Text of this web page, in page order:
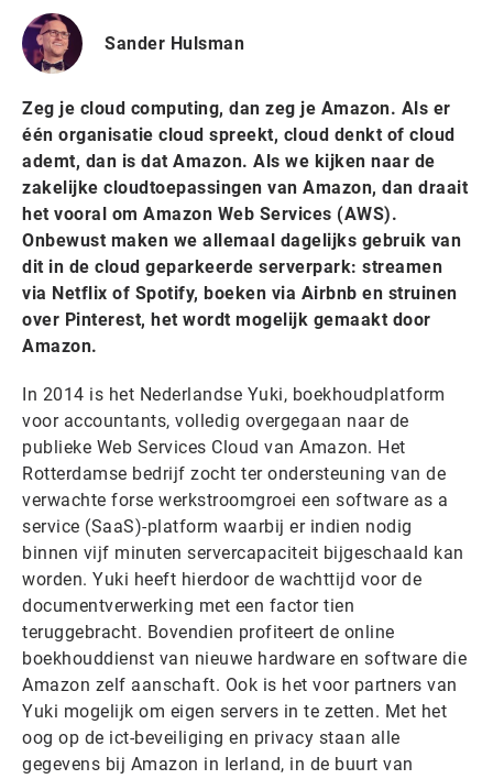
Sander Hulsman
Zeg je cloud computing, dan zeg je Amazon. Als er
één organisatie cloud spreekt, cloud denkt of cloud
ademt, dan is dat Amazon. Als we kijken naar de
zakelijke cloudtoepassingen van Amazon, dan draait
het vooral om Amazon Web Services (AWS).
Onbewust maken we allemaal dagelijks gebruik van
dit in de cloud geparkeerde serverpark: streamen
via Netflix of Spotify, boeken via Airbnb en struinen
over Pinterest, het wordt mogelijk gemaakt door
Amazon.
In 2014 is het Nederlandse Yuki, boekhoudplatform
voor accountants, volledig overgegaan naar de
publieke Web Services Cloud van Amazon. Het
Rotterdamse bedrijf zocht ter ondersteuning van de
verwachte forse werkstroomgroei een software as a
service (SaaS)-platform waarbij er indien nodig
binnen vijf minuten servercapaciteit bijgeschaald kan
worden. Yuki heeft hierdoor de wachttijd voor de
documentverwerking met een factor tien
teruggebracht. Bovendien profiteert de online
boekhouddienst van nieuwe hardware en software die
Amazon zelf aanschaft. Ook is het voor partners van
Yuki mogelijk om eigen servers in te zetten. Met het
oog op de ict-beveiliging en privacy staan alle
gegevens bij Amazon in Ierland, in de buurt van